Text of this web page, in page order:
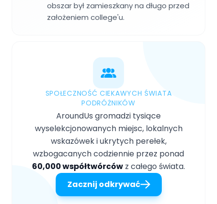
obszar był zamieszkany na długo przed
założeniem college'u.
SPOŁECZNOŚĆ CIEKAWYCH ŚWIATA
PODRÓŻNIKÓW
AroundUs gromadzi tysiące
wyselekcjonowanych miejsc, lokalnych
wskazówek i ukrytych perełek,
wzbogacanych codziennie przez ponad
60,000 współtwórców z całego świata.
Zacznij odkrywać